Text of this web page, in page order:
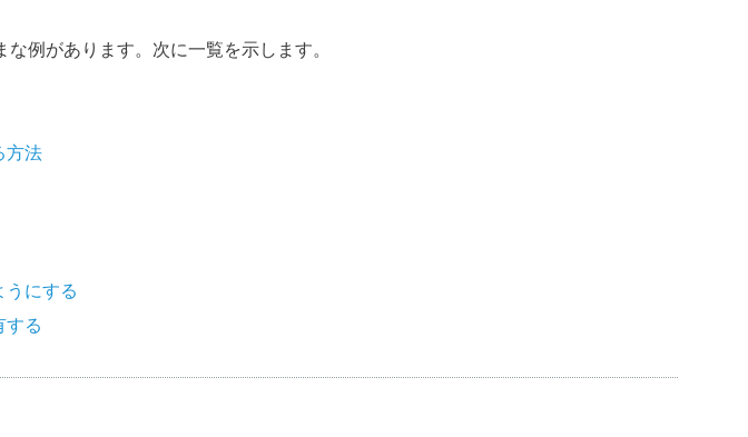
例があります。次に一覧を示します。
方法
にする
る